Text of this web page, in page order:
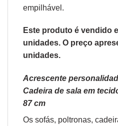
empilhável.
Este produto é vendido
unidades. O preço
unidades.
Acrescente
Cadeira de sala em
87 cm
Os sofás, poltronas,